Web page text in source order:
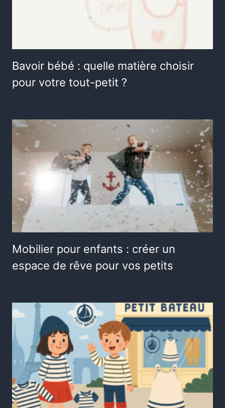
Bavoir bébé : quelle matière choisir
pour votre tout-petit ?
Mobilier pour enfants : créer un
espace de rêve pour vos petits